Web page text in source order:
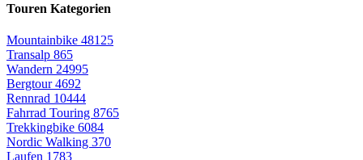
Touren Kategorien
Mountainbike 48125
Transalp 865
Wandern 24995
Bergtour4692
Rennrad 10444
Fahrrad Touring 8765
Trekkingbike 6084
Nordic Walking 370
Laufen 1783